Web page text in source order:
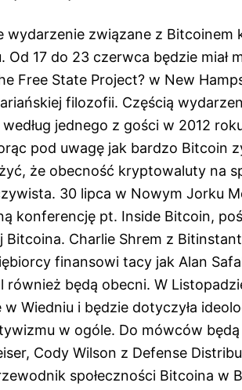
wydarzenie związane z Bitcoinem
17 do 23 czerwca będzie miał
Free State Project? w New
filozofii. Częścią
jednego z gości w 2012
pod uwagę jak bardzo Bitcoin
że obecność kryptowaluty na
30 lipca w Nowym Jorku
konferencję pt. Inside Bitcoin,
Charlie Shrem z
finansowi tacy jak Alan
również będą obecni. W
w Wiedniu i będzie dotyczyła
w ogóle. Do mówców
Cody Wilson z Defense
społeczności Bitcoina w